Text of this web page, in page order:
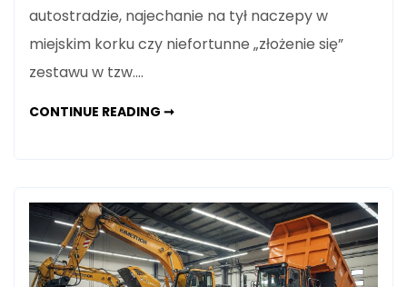
autostradzie, najechanie na tył naczepy w
miejskim korku czy niefortunne „złożenie się”
zestawu w tzw.…
CONTINUE READING ➞WYPADEK
FIRMIE
I
SZYBKO
PRZYWRÓCIĆ
AUTO
DO
PRACY?